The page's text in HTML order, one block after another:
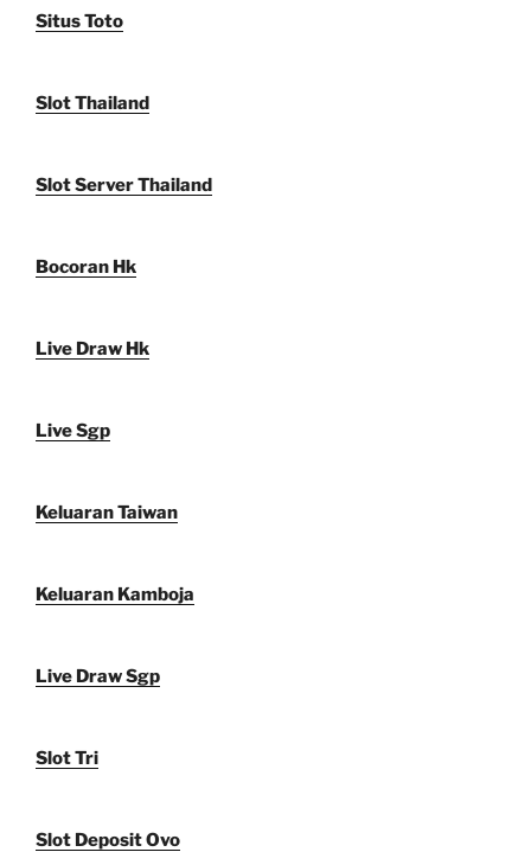
Situs Toto
Slot Thailand
Slot Server Thailand
Bocoran Hk
Live Draw Hk
Live Sgp
Keluaran Taiwan
Keluaran Kamboja
Live Draw Sgp
Slot Tri
Slot Deposit Ovo